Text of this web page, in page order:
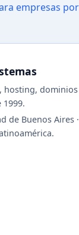
empresas
hosting,
1999.
de Buenos Aires